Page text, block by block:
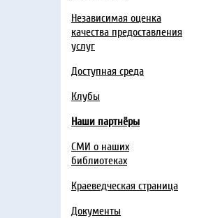
Независимая оценка
качества предоставления
услуг
Доступная среда
Клубы
Наши партнёры
СМИ о наших
библиотеках
Краеведческая страница
Документы